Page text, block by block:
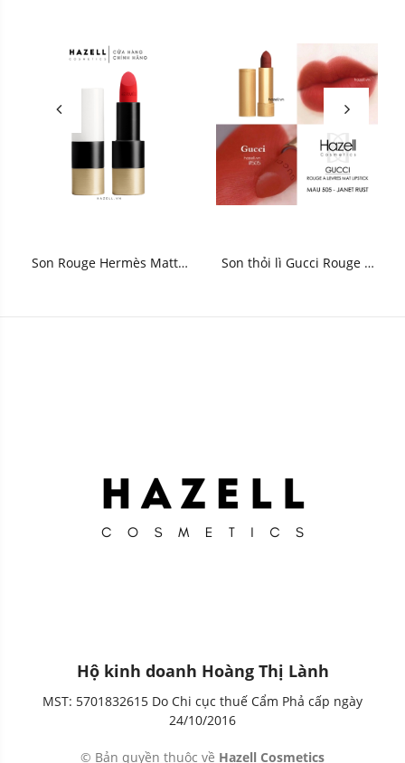
Son Rouge Hermès Matte
Son thỏi lì Gucci Rouge À
Hộ kinh doanh Hoàng Thị Lành
MST: 5701832615 Do Chi cục thuế Cẩm Phả cấp ngày
24/10/2016
© Bản quyền thuộc về Hazell Cosmetics